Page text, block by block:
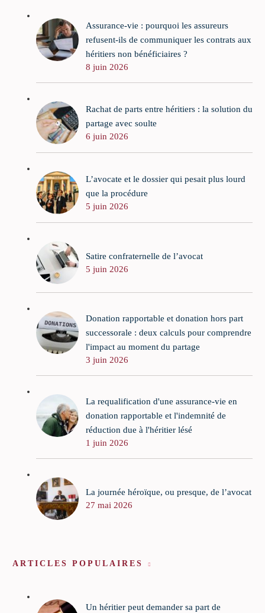
Assurance-vie : pourquoi les assureurs
refusent-ils de communiquer les contrats aux
héritiers non bénéficiaires ?
8 juin 2026
Rachat de parts entre héritiers : la solution du
partage avec soulte
6 juin 2026
L’avocate et le dossier qui pesait plus lourd
que la procédure
5 juin 2026
Satire confraternelle de l’avocat
5 juin 2026
Donation rapportable et donation hors part
successorale : deux calculs pour comprendre
l'impact au moment du partage
3 juin 2026
La requalification d'une assurance-vie en
donation rapportable et l'indemnité de
réduction due à l'héritier lésé
1 juin 2026
La journée héroïque, ou presque, de l’avocat
27 mai 2026
ARTICLES POPULAIRES
Un héritier peut demander sa part de